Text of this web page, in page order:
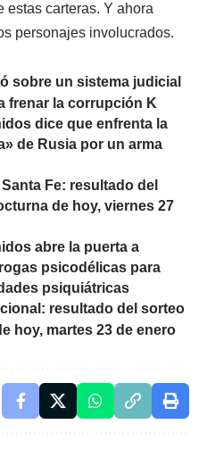
estas carteras. Y ahora
personajes involucrados.
sobre un sistema judicial
frenar la corrupción K
dice que enfrenta la
de Rusia por un arma
Fe: resultado del
de hoy, viernes 27
abre la puerta a
psicodélicas para
psiquiátricas
resultado del sorteo
hoy, martes 23 de enero